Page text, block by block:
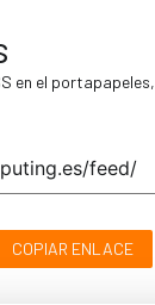
en el portapapeles,
COPIAR ENLACE